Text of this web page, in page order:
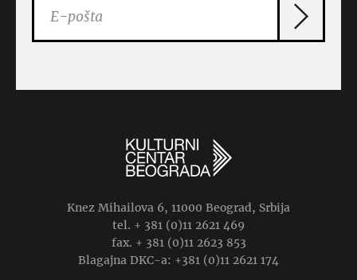
Knez Mihailova 6, 11000 Beograd, Srbija
tel. + 381 (0)11 2621 469
fax. + 381 (0)11 2623 853
Blagajna DKC-a: +381 (0)11 2621 174